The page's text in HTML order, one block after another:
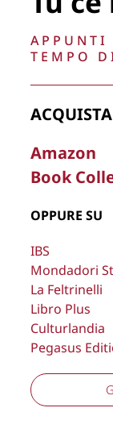
rimuovere,
TEMPO
Amazon
Book
OPPURE SU
IBS
Mondadori
La Feltrinelli
Libro Plus
Culturlandia
Pegasus